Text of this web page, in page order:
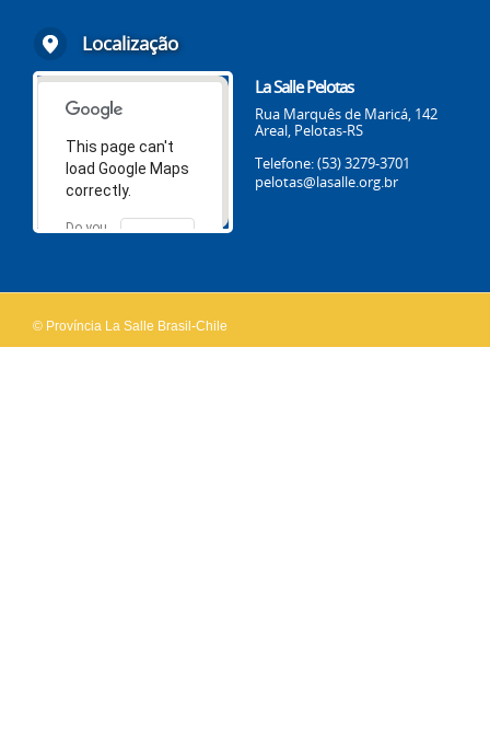
Localização
This page can't
load Google Maps
correctly.
Do you
OK
La Salle Pelotas
Rua Marquês de Maricá, 142
Areal, Pelotas-RS
Telefone: (53) 3279-3701
pelotas@lasalle.org.br
© Província La Salle Brasil-Chile